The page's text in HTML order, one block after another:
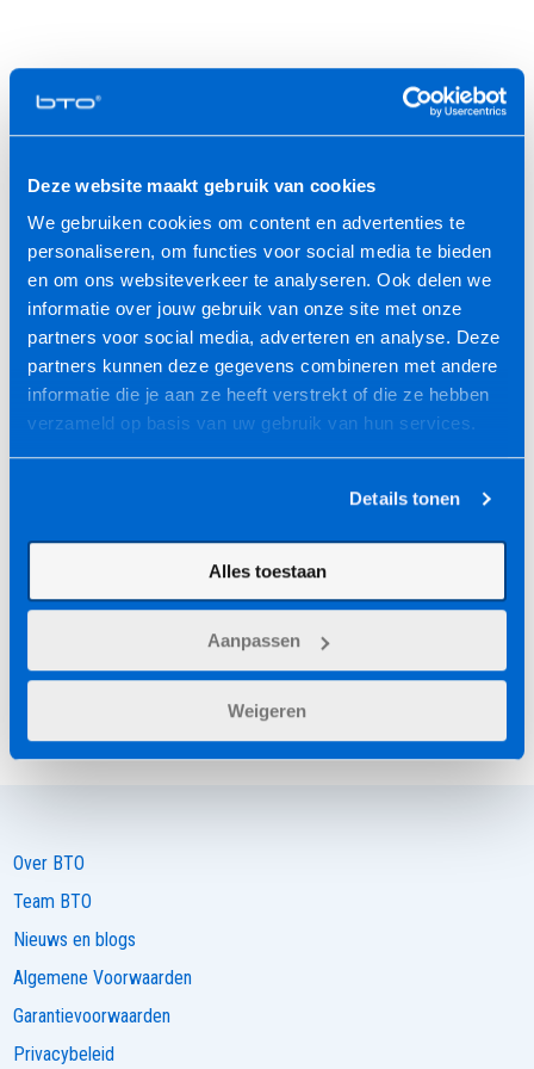
Deze website maakt gebruik van cookies
We gebruiken cookies om content en advertenties te
personaliseren, om functies voor social media te bieden
en om ons websiteverkeer te analyseren. Ook delen we
informatie over jouw gebruik van onze site met onze
partners voor social media, adverteren en analyse. Deze
partners kunnen deze gegevens combineren met andere
informatie die je aan ze heeft verstrekt of die ze hebben
verzameld op basis van uw gebruik van hun services.
Details tonen
Alles toestaan
Aanpassen
Weigeren
Medewerker spreken
Klantenservice
Vragen?
Wij staan voor je klaar
Direct contact
+31 30 688 0808
Snel whatsappen
+31640395538
Snel contact?
Bereik ons via deze kanalen:
Facebook Twitter LinkedIn
Over BTO
Team BTO
Nieuws en blogs
Algemene Voorwaarden
Garantievoorwaarden
Privacybeleid